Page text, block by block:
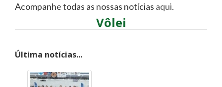
Acompanhe todas as nossas notícias aqui.
Vôlei
Última notícias...